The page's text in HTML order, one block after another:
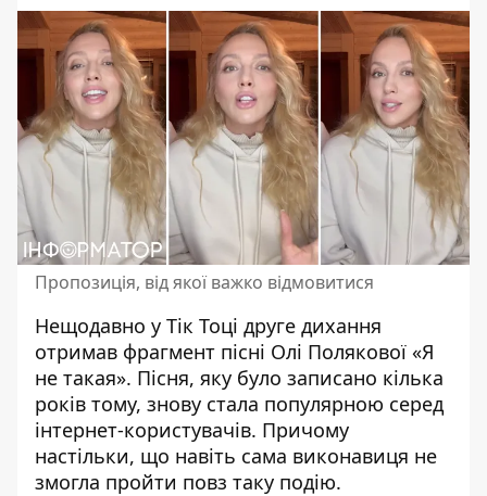
Пропозиція, від якої важко відмовитися
Нещодавно у Тік Тоці друге дихання
отримав фрагмент пісні Олі Полякової «Я
не такая». Пісня, яку було записано кілька
років тому, знову стала популярною серед
інтернет-користувачів. Причому
настільки, що навіть сама виконавиця не
змогла пройти повз таку подію.